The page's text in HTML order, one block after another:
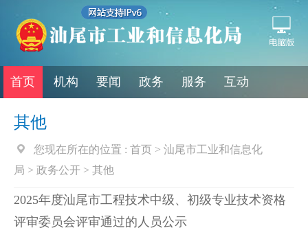
首页 机构 要闻 政务 服务 互动
其他
您现在所在的位置 : 首页 > 汕尾市工业和信息化
局 > 政务公开 > 其他
2025年度汕尾市工程技术中级、初级专业技术资格
评审委员会评审通过的人员公示